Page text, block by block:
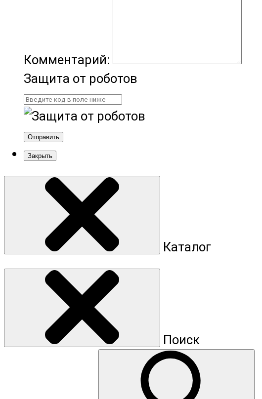
Комментарий:
Защита от роботов
Отправить
Закрыть
Каталог
Поиск